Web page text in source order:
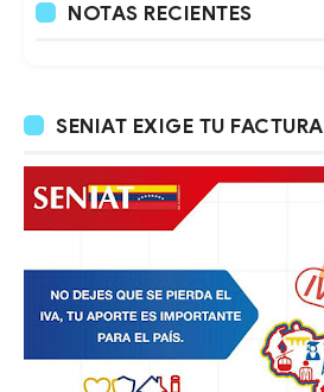
NOTAS RECIENTES
SENIAT EXIGE TU FACTURA